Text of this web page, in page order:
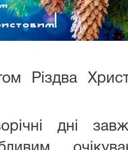
Різдва
дні